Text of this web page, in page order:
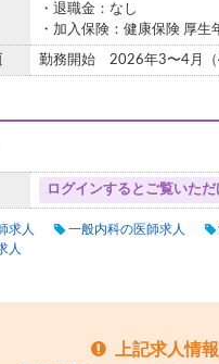
・退職金：なし
・加入保険：健康保険 厚
勤務開始 2026年3〜4月（
ログインするとご覧いただ
求人 一般内科の医師求人
人
上記求人情